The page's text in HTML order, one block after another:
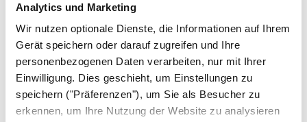
Analytics und Marketing
Wir nutzen optionale Dienste, die Informationen auf Ihrem
Gerät speichern oder darauf zugreifen und Ihre
personenbezogenen Daten verarbeiten, nur mit Ihrer
Einwilligung. Dies geschieht, um Einstellungen zu
speichern ("Präferenzen"), um Sie als Besucher zu
erkennen, um Ihre Nutzung der Website zu analysieren